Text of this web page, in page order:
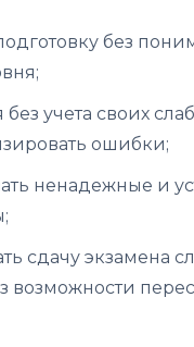
без
без учета своих
ошибки;
ненадежные и
сдачу экзамена
возможности